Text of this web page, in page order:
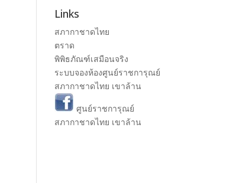
Links
สภากาชาดไทย
ตราด
พิพิธภัณฑ์เสมือนจริง
ระบบจองห้องศูนย์ราชการุณย์
สภากาชาดไทย เขาล้าน
ศูนย์ราชการุณย์
สภากาชาดไทย เขาล้าน